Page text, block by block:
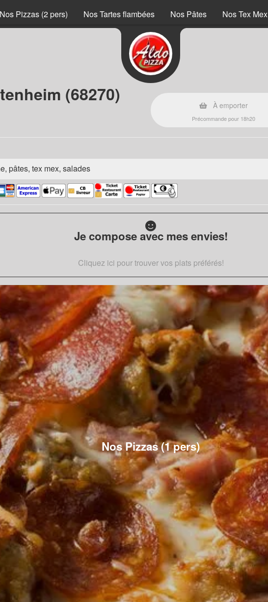
Nos Pizzas (2 pers) Nos Tartes flambées Nos Pâtes Nos Tex Mex
(68270) À emporter
Précommande pour 18h20
pâtes, tex mex, salades
Je compose avec mes envies!
Cliquez ici pour trouver vos plats préférés!
Nos Pizzas (1 pers)